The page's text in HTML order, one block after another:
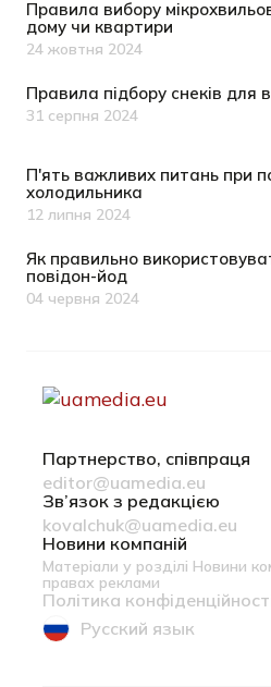
Правила вибору
дому чи квартири
Дата публікації
24 жовтня 2024
Правила підбору снеків для
Дата публікації
31 серпня 2024
П'ять важливих питань при
холодильника
Дата публікації
12 липня 2024
Як правильно
повідон-йод
Дата публікації
04 червня 2024
Партнерство, співпраця
editor@uamedia.eu
Зв’язок з редакцією
kovalchuk@uamedia.eu
Новини компаній
Матеріали у розділі Новини
правах реклами
Політика
Русский язык